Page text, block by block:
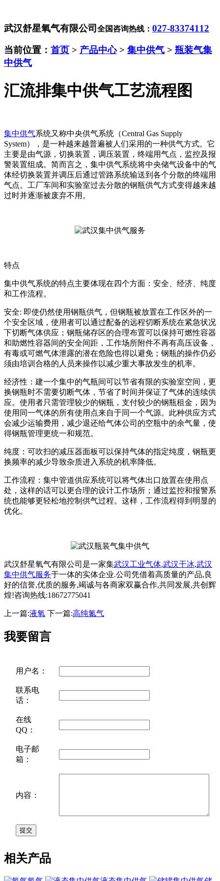
武汉舒星氧气有限公司 全国咨询热线： 027-83374112
当前位置： 首页 > 产品中心> 集中供气 > 瓶装气集
中供气
汇流排集中供气工艺流程图
集中供气系统又称中央供气系统（Central Gas Supply
System），是一种越来越普遍被人们采用的一种供气方式。它
主要是由气源，切换装置，调压装置，终端用气点，监控及报
警装置组成。简而言之，集中供气系统将中央储气设备中的气
体经切换装置并调压后通过管路系统输送到各个分散的终端用
气点。工厂车间和实验室过去分散的钢瓶供气方式变得越来越
过时并逐渐被废弃不用。
特点
集中供气系统的特点主要体现在四个方面：安全、经济、纯度
和工作流程。
安全: 即使仍然使用钢瓶供气，但钢瓶被放置在工作区外的一
个安全区域，使用者可以通过配备的远程切断系统在紧急状况
下切断气体供应；钢瓶储存区的合理布置可以保持可燃性容器
和助燃性容器间的安全间距，工作场所附件不再有高压设备，
有毒或可燃气体泄露的潜在危险也得以避免；钢瓶的操作仍必
须由培训合格的人员来操作以减少重大事故发生的机率。
经济性：建一个集中的气瓶间可以节省有限的实验室空间，更
换钢瓶时不需要切断气体，节省了时间并保证了气体的连续供
应。使用者只需管理较少的钢瓶，支付较少的钢瓶租金，因为
使用同一气体的所有使用点来自于同一个气源。此种供应方式
会减少运输费用，减少退还给气体公司的空瓶中的余气量，使
得钢瓶管理更统一和规范。
纯度：可吹扫的减压器面板可以保持气体的指定纯度，钢瓶更
换频率的减少导致杂质进入系统的机率降低。
工作流程：集中管道供应系统可以将气体出口放置在使用点
处，这样的话可以更合理的设计工作场所；通过监控和报警系
统也能够更轻松地控制供气过程。这样，工作流程得到明显的
优化。
武汉舒星氧气有限公司是一家集武汉工业气体,武汉干冰,武汉
集中供气服务于一体的实体企业.公司凭借着高质量的产品,良
好的信誉,优质的服务,竭诚与各商家双赢合作,共同发展,共创辉
煌!咨询热线:18672775041
上一篇:液氧 下一篇:高纯氮气
我要留言
用户名：
联系电
话：
在线
QQ：
电子邮
箱：
内容：
相关产品